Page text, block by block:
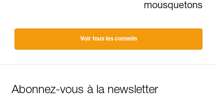
mousquetons
Voir tous les conseils
Abonnez-vous à la newsletter